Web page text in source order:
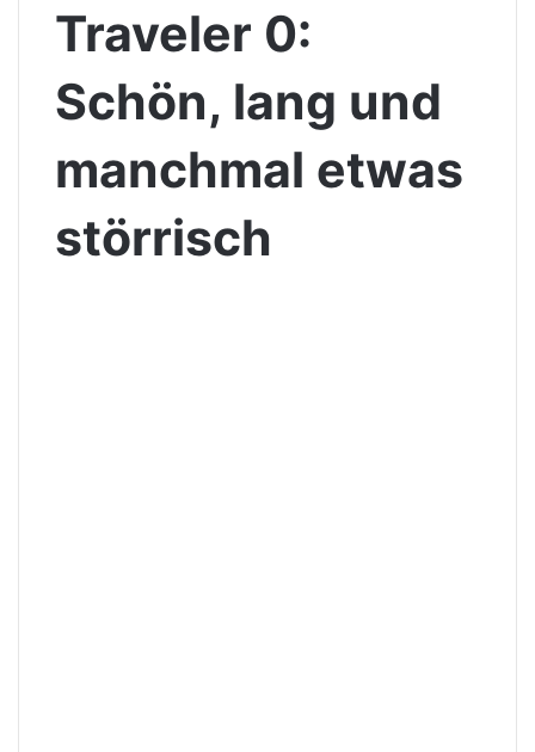
Traveler 0:
Schön, lang und
manchmal etwas
störrisch